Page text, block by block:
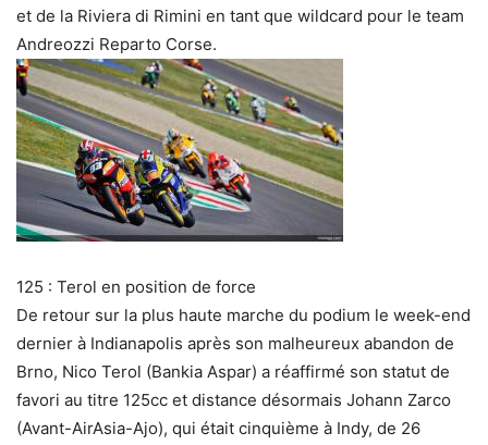
et de la Riviera di Rimini en tant que wildcard pour le team
Andreozzi Reparto Corse.
125 : Terol en position de force
De retour sur la plus haute marche du podium le week-end
dernier à Indianapolis après son malheureux abandon de
Brno, Nico Terol (Bankia Aspar) a réaffirmé son statut de
favori au titre 125cc et distance désormais Johann Zarco
(Avant-AirAsia-Ajo), qui était cinquième à Indy, de 26